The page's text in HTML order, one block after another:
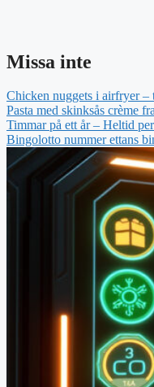
Missa inte
Chicken nuggets i airfryer
Pasta med skinksås crème
Timmar på ett år – Heltid
Bingolotto nummer ettans